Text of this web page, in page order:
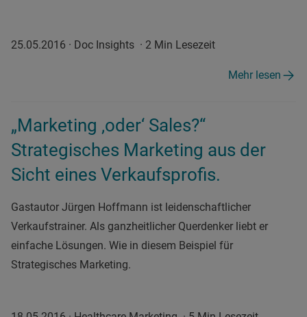
25.05.2016 · Doc Insights · 2 Min Lesezeit
Mehr lesen
„Marketing ‚oder‘ Sales?“
Strategisches Marketing aus der
Sicht eines Verkaufsprofis.
Gastautor Jürgen Hoffmann ist leidenschaftlicher
Verkaufstrainer. Als ganzheitlicher Querdenker liebt er
einfache Lösungen. Wie in diesem Beispiel für
Strategisches Marketing.